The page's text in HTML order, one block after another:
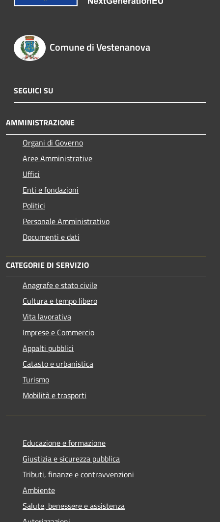
Comune di Vestenanova
SEGUICI SU
AMMINISTRAZIONE
Organi di Governo
Aree Amministrative
Uffici
Enti e fondazioni
Politici
Personale Amministrativo
Documenti e dati
CATEGORIE DI SERVIZIO
Anagrafe e stato civile
Cultura e tempo libero
Vita lavorativa
Imprese e Commercio
Appalti pubblici
Catasto e urbanistica
Turismo
Mobilità e trasporti
Educazione e formazione
Giustizia e sicurezza pubblica
Tributi, finanze e contravvenzioni
Ambiente
Salute, benessere e assistenza